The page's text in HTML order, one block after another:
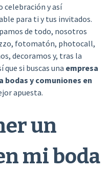
celebración y así
para ti y tus invitados.
de todo, nosotros
fotomatón, photocall,
decoramos y, tras la
si buscas una empresa
y comuniones en
apuesta.
un
mi boda